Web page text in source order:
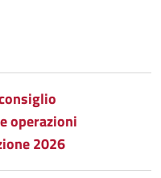
operazioni
2026